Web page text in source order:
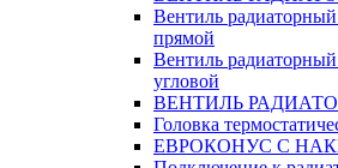
Вентиль
прямой
Вентиль
угловой
ВЕНТИЛЬ
Головка
ЕВРОКОНУС С